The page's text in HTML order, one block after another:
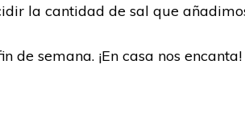
la cantidad de sal que
de semana. ¡En casa nos encanta!